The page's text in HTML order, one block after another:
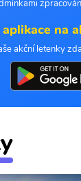
na
akční letenky